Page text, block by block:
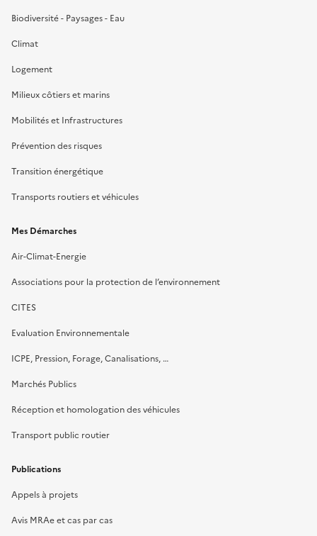
Biodiversité - Paysages - Eau
Climat
Logement
Milieux côtiers et marins
Mobilités et Infrastructures
Prévention des risques
Transition énergétique
Transports routiers et véhicules
Mes Démarches
Air-Climat-Energie
Associations pour la protection de l’environnement
CITES
Evaluation Environnementale
ICPE, Pression, Forage, Canalisations, …
Marchés Publics
Réception et homologation des véhicules
Transport public routier
Publications
Appels à projets
Avis MRAe et cas par cas